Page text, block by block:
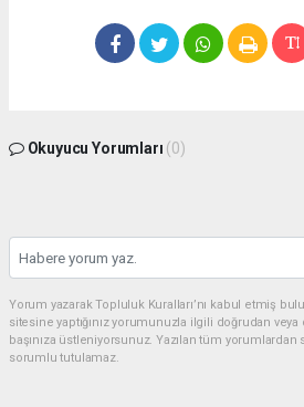
Okuyucu Yorumları (0)
Yorum yazarak Topluluk Kuralları’nı kabul etmiş
sitesine yaptığınız yorumunuzla ilgili doğrudan
başınıza üstleniyorsunuz. Yazılan tüm
sorumlu tutulamaz.